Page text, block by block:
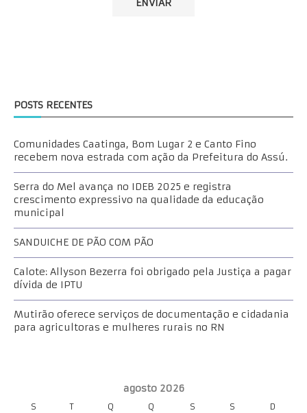
POSTS RECENTES
Comunidades Caatinga, Bom Lugar 2 e Canto Fino
recebem nova estrada com ação da Prefeitura do Assú.
Serra do Mel avança no IDEB 2025 e registra
crescimento expressivo na qualidade da educação
municipal
SANDUICHE DE PÃO COM PÃO
Calote: Allyson Bezerra foi obrigado pela Justiça a pagar
dívida de IPTU
Mutirão oferece serviços de documentação e cidadania
para agricultoras e mulheres rurais no RN
agosto 2026
S T Q Q S S D